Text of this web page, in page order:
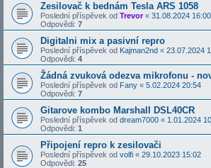
Zesilovač k bednám Tesla ARS 1058
Poslední příspěvek od Trevor« 31.08.2024 16:00
Odpovědi: 7
Digitalni mix a pasivní repro
Poslední příspěvek od Kajman2nd « 23.07.2024
Odpovědi: 4
Žádná zvuková odezva mikrofonu -
Poslední příspěvek od Fany « 5.02.2024 20:54
Odpovědi: 7
Gitarove kombo Marshall DSL40CR
Poslední příspěvek od dream7000 « 1.01.2024
Odpovědi: 1
Připojení repro k zesilovači
Poslední příspěvek od volfi « 29.10.2023 15:02
Odpovědi: 25